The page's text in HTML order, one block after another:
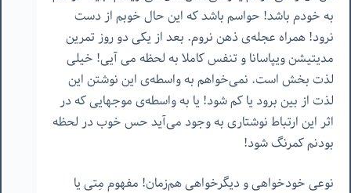
به خودم باشد! حواسم باشد که این حال خوبم از دست
نرود! همراه عجله‌ی ذهن نروم. بعد از یکی دو روز تمرین
مدیتیشن ویپاسانا و تنفس کاملا به لحظه می آیی! خیلی
لذت بخش است. نمی‌خواهم به واسطه‌ی این نوشتن این
لذت از بین برود یا کم شود! یا به واسطه‌ی موجهایی که در
اثر این ارتباط نوشتاری به وجود می‌آید حس خوب در لحظه
بودنم کمرنگ شود!
نوعی خودخواهی و دیگرخواهی هم‌زمان! مفهوم مِتی یا